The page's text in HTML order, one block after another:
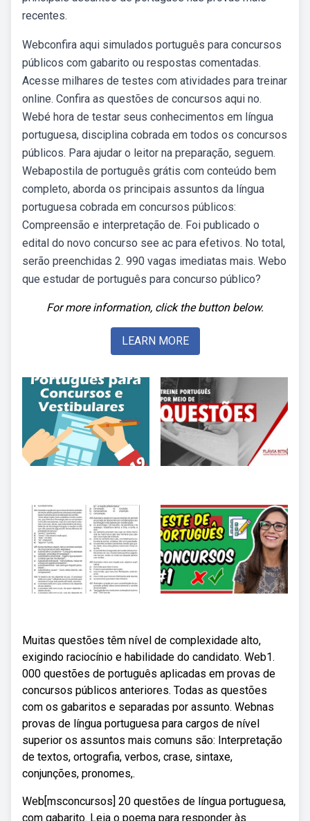
recentes.
Webconfira aqui simulados português para concursos
públicos com gabarito ou respostas comentadas.
Acesse milhares de testes com atividades para treinar
online. Confira as questões de concursos aqui no.
Webé hora de testar seus conhecimentos em língua
portuguesa, disciplina cobrada em todos os concursos
públicos. Para ajudar o leitor na preparação, seguem.
Webapostila de português grátis com conteúdo bem
completo, aborda os principais assuntos da língua
portuguesa cobrada em concursos públicos:
Compreensão e interpretação de. Foi publicado o
edital do novo concurso see ac para efetivos. No total,
serão preenchidas 2. 990 vagas imediatas mais. Webo
que estudar de português para concurso público?
For more information, click the button below.
LEARN MORE
Muitas questões têm nível de complexidade alto,
exigindo raciocínio e habilidade do candidato. Web1.
000 questões de português aplicadas em provas de
concursos públicos anteriores. Todas as questões
com os gabaritos e separadas por assunto. Webnas
provas de língua portuguesa para cargos de nível
superior os assuntos mais comuns são: Interpretação
de textos, ortografia, verbos, crase, sintaxe,
conjunções, pronomes,.
Web[msconcursos] 20 questões de língua portuguesa,
com gabarito. Leia o poema para responder às